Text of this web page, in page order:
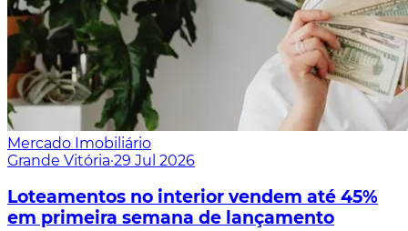
Mercado Imobiliário
Grande Vitória·29 Jul 2026
Loteamentos no interior vendem até 45%
em primeira semana de lançamento